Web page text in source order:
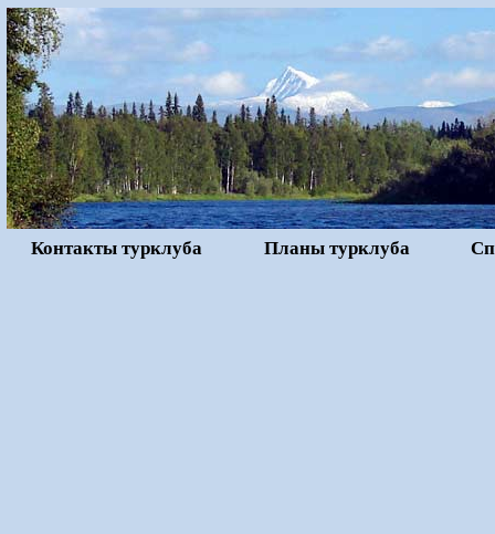
Контакты турклуба Планы турклуба